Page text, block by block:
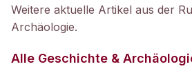
Weitere aktuelle Artikel aus der
Archäologie.
Alle Geschichte &